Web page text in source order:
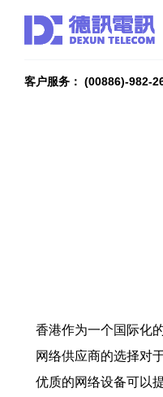
客户服务： (00886)-982-
香港作为一个国际化
网络供应商的选择对
优质的网络设备可以